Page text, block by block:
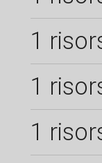
1
1
1